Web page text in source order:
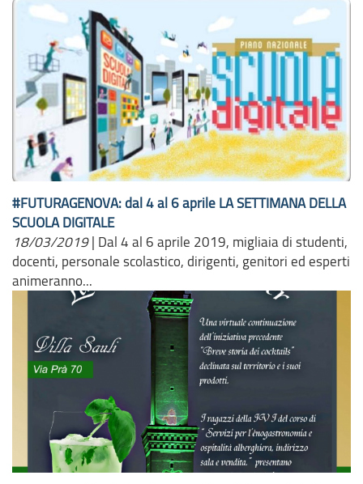
#FUTURAGENOVA: dal 4 al 6 aprile LA SETTIMANA DELLA
SCUOLA DIGITALE
18/03/2019 | Dal 4 al 6 aprile 2019, migliaia di studenti,
docenti, personale scolastico, dirigenti, genitori ed esperti
animeranno...